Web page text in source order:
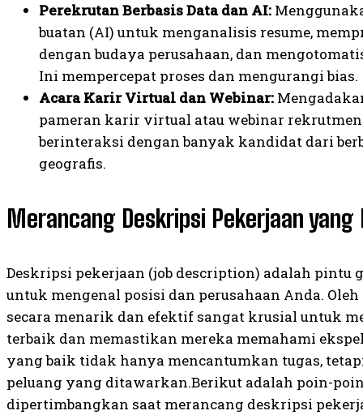
Perekrutan Berbasis Data dan AI:
buatan (AI) untuk menganalisis resume,
dengan budaya perusahaan, dan
Ini mempercepat proses dan mengurangi bias.
Acara Karir Virtual dan Webinar:
pameran karir virtual atau webinar
berinteraksi dengan banyak kandidat dari
geografis.
Merancang Deskripsi Pekerjaan
Deskripsi pekerjaan (job description) adalah pintu
untuk mengenal posisi dan perusahaan Anda.
secara menarik dan efektif sangat krusial untuk
terbaik dan memastikan mereka memahami
yang baik tidak hanya mencantumkan tugas,
peluang yang ditawarkan.Berikut adalah poin-
dipertimbangkan saat merancang deskripsi